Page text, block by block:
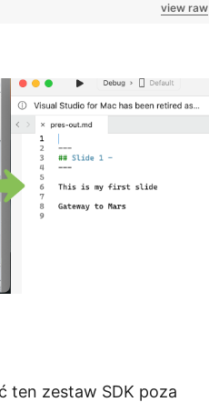
view raw
ten zestaw SDK poza